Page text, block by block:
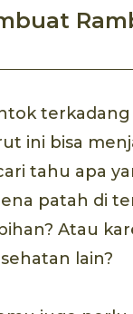
terkadang
ini bisa
tahu apa
patah di
Atau
lain?